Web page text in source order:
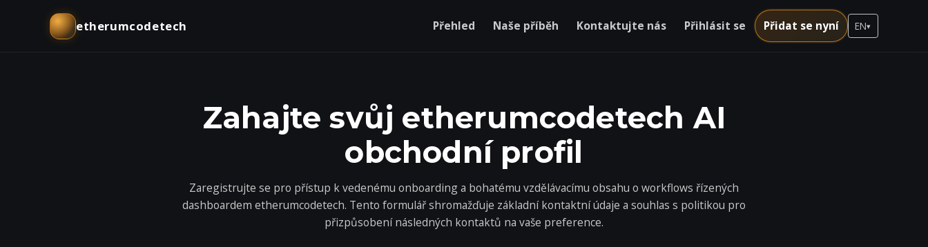
etherumcodetech Přehled Naše příběh Kontaktujte nás Přihlásit se Přidat se nyní EN▾
Zahajte svůj etherumcodetech AI
obchodní profil
Zaregistrujte se pro přístup k vedenému onboarding a bohatému vzdělávacímu obsahu o workflows řízených
dashboardem etherumcodetech. Tento formulář shromažďuje základní kontaktní údaje a souhlas s politikou pro
přizpůsobení následných kontaktů na vaše preference.